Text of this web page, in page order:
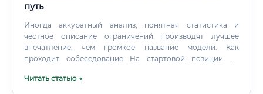
путь
Иногда аккуратный анализ, понятная статистика и
честное описание ограничений производят лучшее
впечатление, чем громкое название модели. Как
проходит собеседование На стартовой позиции не
спросить, как вы проверите качество данных, почему
Читать статью →